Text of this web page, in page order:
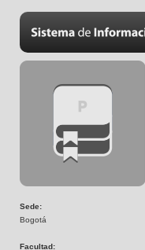
Sede:
Bogotá
Facultad: